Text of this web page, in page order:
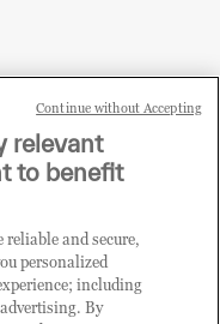
acquistare
sul blog?
relevant
to benefit
reliable and secure,
personalized
including
By
Continue without Accepting